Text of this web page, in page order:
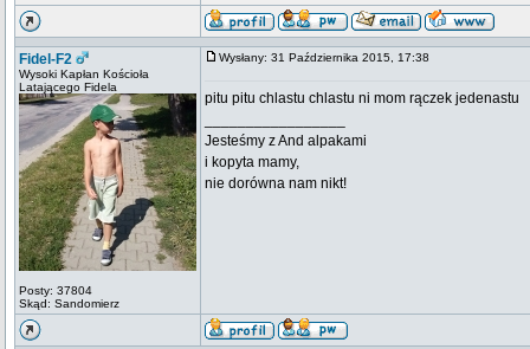
Fidel-F2
Wysoki Kapłan Kościoła
Latającego Fidela
Posty: 37804
Skąd: Sandomierz
Wysłany: 31 Października 2015, 17:38
pitu pitu chlastu chlastu ni mom rączek jedenastu
Jesteśmy z And alpakami
i kopyta mamy,
nie dorówna nam nikt!